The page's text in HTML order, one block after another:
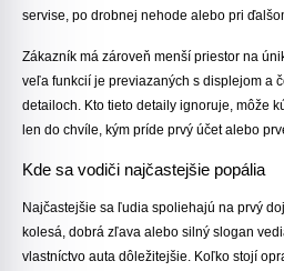
servise, po drobnej nehode alebo pri
Zákazník má zároveň menší priestor na
veľa funkcií je previazaných s displejom a
detailoch. Kto tieto detaily ignoruje, môže
len do chvíle, kým príde prvý účet alebo
Kde sa vodiči najčastejšie popália
Najčastejšie sa ľudia spoliehajú na prvý
kolesá, dobrá zľava alebo silný slogan
vlastníctvo auta dôležitejšie. Koľko stojí